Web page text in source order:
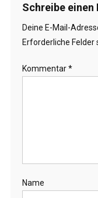
Schreibe einen
Deine E-Mail-
Erforderliche Felder
Kommentar*
Name